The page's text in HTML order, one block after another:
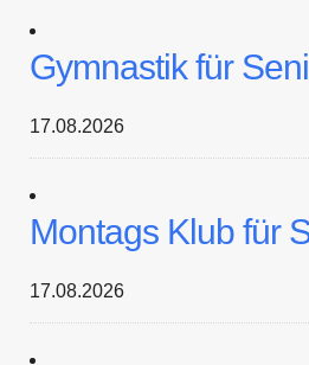
Gymnastik für
17.08.2026
Montags Klub für
17.08.2026